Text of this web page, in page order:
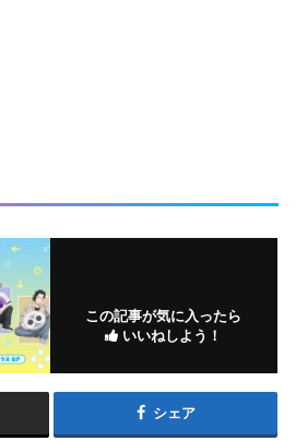
この記事が気に入ったら
いいねしよう！
シェア